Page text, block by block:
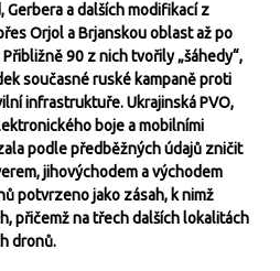
a dalších modifikací z
Orjol a Brjanskou oblast až po
90 z nich tvořily „šáhedy“,
současné ruské kampaně proti
infrastruktuře. Ukrajinská PVO,
boje a mobilními
podle předběžných údajů zničit
jihovýchodem a východem
potvrzeno jako zásah, k nimž
přičemž na třech dalších lokalitách
dronů.